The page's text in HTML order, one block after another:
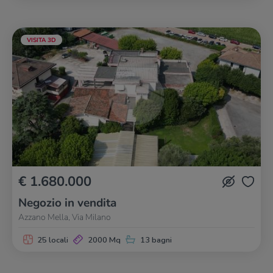
VISITA 3D
€ 1.680.000
Negozio in vendita
Azzano Mella, Via Milano
25 locali 2000 Mq 13 bagni